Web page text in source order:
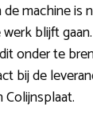
machine is
blijft
onder te
bij de